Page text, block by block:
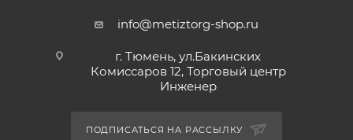
info@metiztorg-shop.ru
г. Тюмень, ул.Бакинских
Комиссаров 12, Торговый центр
Инженер
ПОДПИСАТЬСЯ НА РАССЫЛКУ